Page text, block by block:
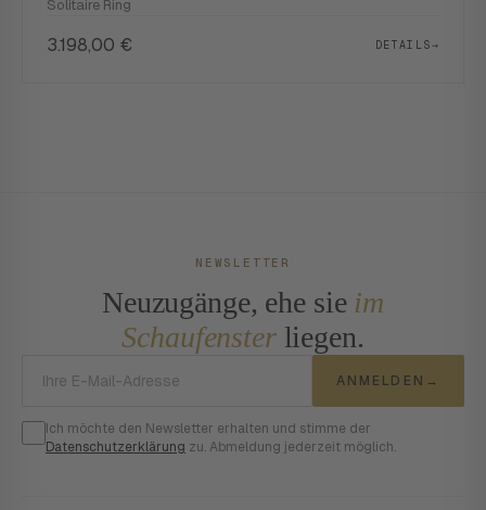
Solitaire Ring
3.198,00 € DETAILS→
NEWSLETTER
Neuzugänge, ehe sie im
Schaufensterliegen.
ANMELDEN →
Ich möchte den Newsletter erhalten und stimme der
Datenschutzerklärung zu. Abmeldung jederzeit möglich.